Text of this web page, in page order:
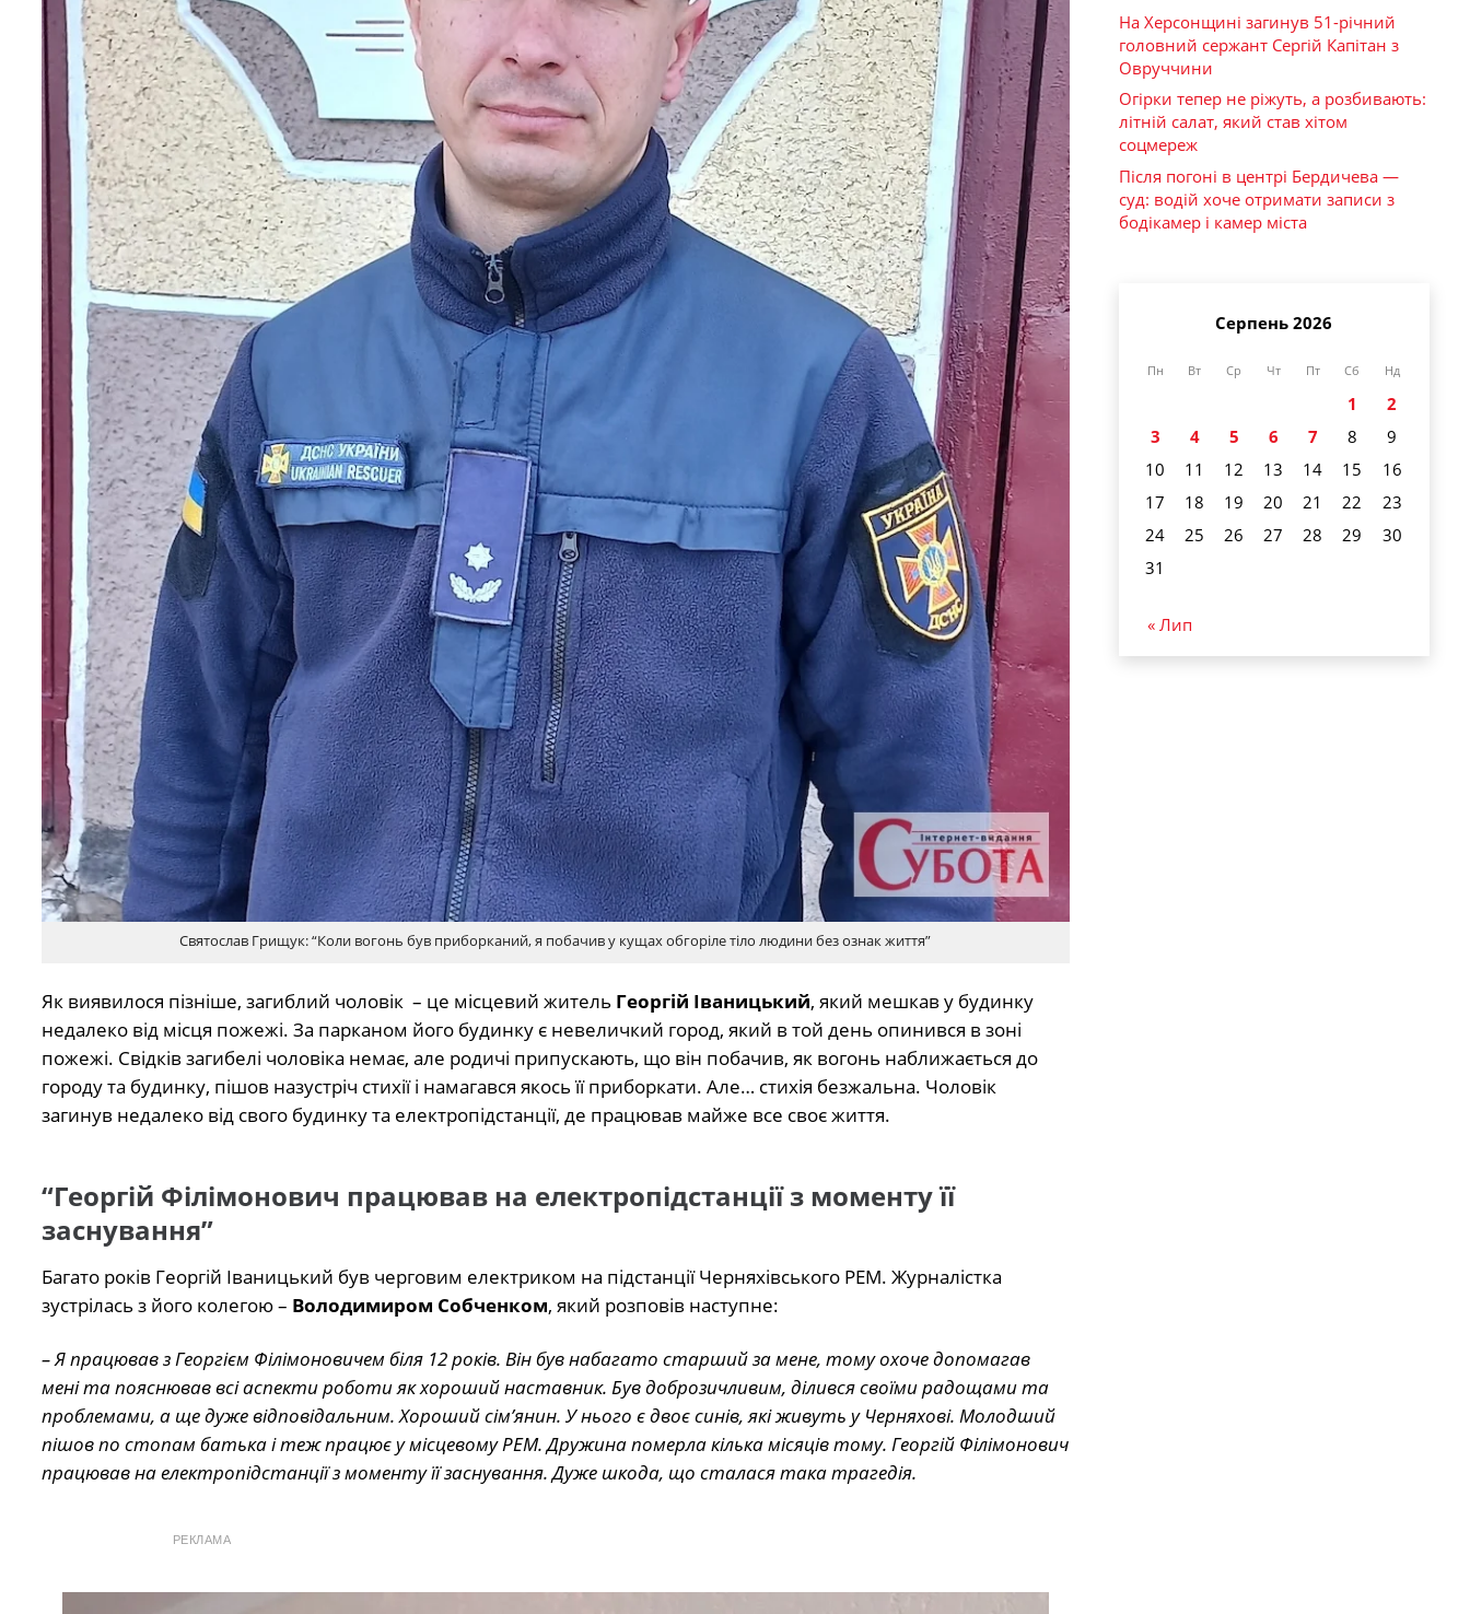
Святослав Грищук: “Коли вогонь був приборканий, я побачив у кущах обгоріле тіло людини без ознак життя”
Як виявилося пізніше, загиблий чоловік – це місцевий житель Георгій Іваницький, який мешкав у будинку
недалеко від місця пожежі. За парканом його будинку є невеличкий город, який в той день опинився в зоні
пожежі. Свідків загибелі чоловіка немає, але родичі припускають, що він побачив, як вогонь наближається до
городу та будинку, пішов назустріч стихії і намагався якось її приборкати. Але… стихія безжальна. Чоловік
загинув недалеко від свого будинку та електропідстанції, де працював майже все своє життя.
“Георгій Філімонович працював на електропідстанції з моменту її
заснування”
Багато років Георгій Іваницький був черговим електриком на підстанції Черняхівського РЕМ. Журналістка
зустрілась з його колегою – Володимиром Собченком, який розповів наступне:
– Я працював з Георгієм Філімоновичем біля 12 років. Він був набагато старший за мене, тому охоче допомагав
мені та пояснював всі аспекти роботи як хороший наставник. Був доброзичливим, ділився своїми радощами та
проблемами, а ще дуже відповідальним. Хороший сім’янин. У нього є двоє синів, які живуть у Черняхові. Молодший
пішов по стопам батька і теж працює у місцевому РЕМ. Дружина померла кілька місяців тому. Георгій Філімонович
працював на електропідстанції з моменту її заснування. Дуже шкода, що сталася така трагедія.
РЕКЛАМА
На Херсонщині загинув 51-річний
головний сержант Сергій Капітан з
Овруччини
Огірки тепер не ріжуть, а розбивають:
літній салат, який став хітом
соцмереж
Після погоні в центрі Бердичева —
суд: водій хоче отримати записи з
бодікамер і камер міста
Серпень 2026
Пн Вт Ср Чт Пт Сб Нд
1
2
3
4 5 6 7 8
9
10
11 12 13 14 15
16
17
18 19 20 21 22
23
24
25 26 27 28 29
30
31
« Лип